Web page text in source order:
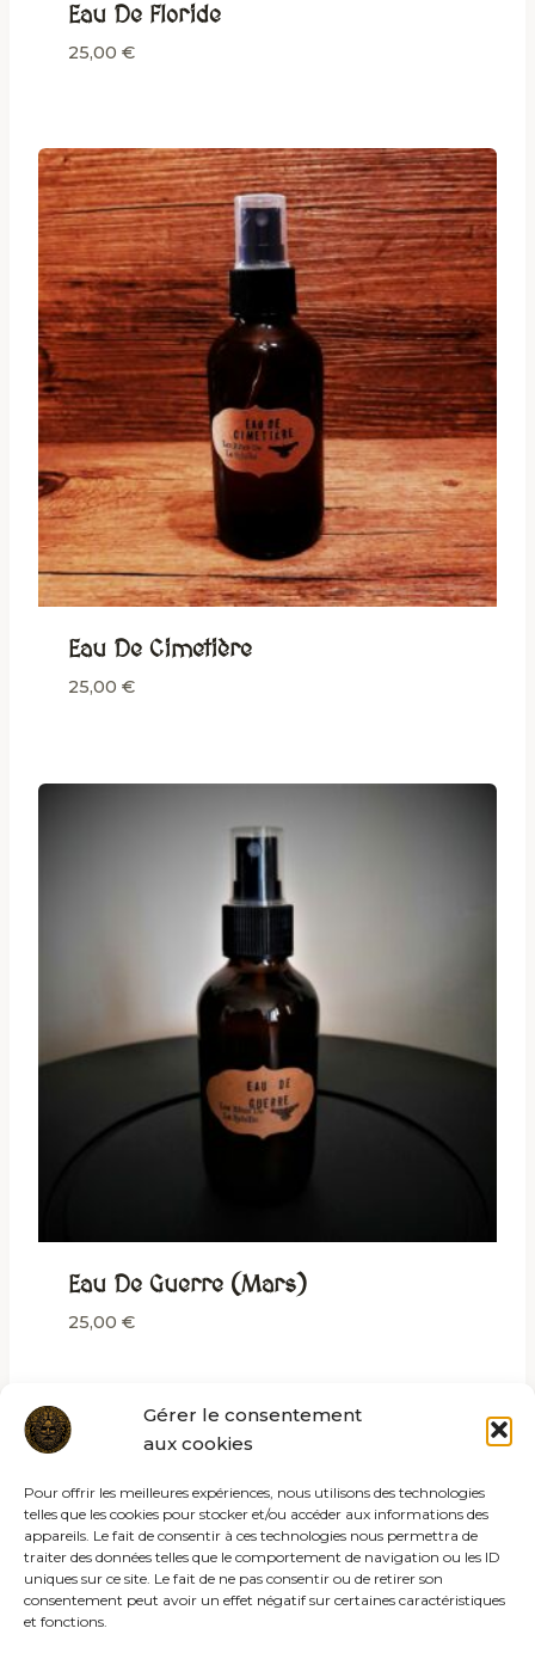
Gérer le consentement
aux cookies
Pour offrir les meilleures expériences, nous utilisons des technologies
telles que les cookies pour stocker et/ou accéder aux informations des
appareils. Le fait de consentir à ces technologies nous permettra de
traiter des données telles que le comportement de navigation ou les ID
uniques sur ce site. Le fait de ne pas consentir ou de retirer son
consentement peut avoir un effet négatif sur certaines caractéristiques
et fonctions.
Eau De Floride
25,00 €
Eau De Cimetière
25,00 €
Eau De Guerre (Mars)
25,00 €